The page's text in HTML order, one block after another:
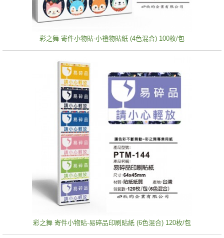
彩之舞 寄件小物貼-小禮物貼紙 (4色混合) 100枚/包
彩之舞 寄件小物貼-易碎品印刷貼紙 (6色混合) 120枚/包